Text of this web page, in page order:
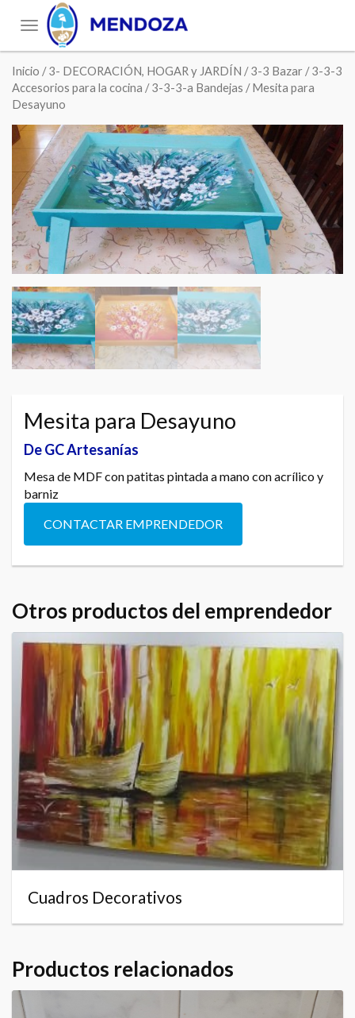
Toggle
navigation
Inicio /3- DECORACIÓN, HOGAR y JARDÍN /3-3 Bazar /3-3-3
Accesorios para la cocina /3-3-3-a Bandejas / Mesita para
Desayuno
Mesita para Desayuno
De GC Artesanías
Mesa de MDF con patitas pintada a mano con acrílico y
barniz
CONTACTAR EMPRENDEDOR
Otros productos del emprendedor
Cuadros Decorativos
Productos relacionados